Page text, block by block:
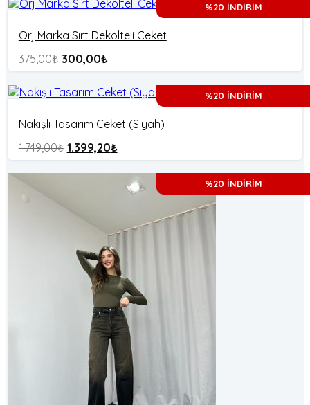
%20 İNDİRİM
Orj Marka Sırt Dekolteli Ceket
375,00₺ 300,00₺
%20 İNDİRİM
Nakışlı Tasarım Ceket (Siyah)
1.749,00₺ 1.399,20₺
%20 İNDİRİM